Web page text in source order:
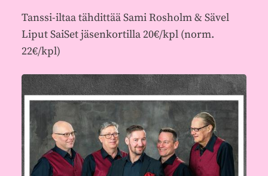
Tanssi-iltaa tähdittää Sami Rosholm & Sävel
Liput SaiSet jäsenkortilla 20€/kpl (norm.
22€/kpl)